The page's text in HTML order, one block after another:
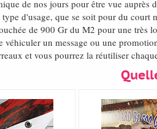
de nos jours pour être vue auprès
d'usage, que se soit pour du
de 900 Gr du M2 pour une très
véhiculer un message ou une
et vous pourrez la réutiliser